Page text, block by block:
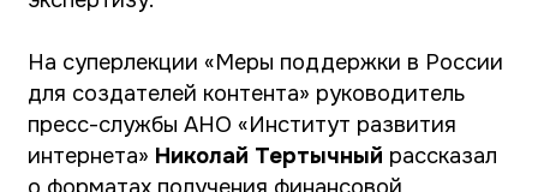
национальный контент о качественных
изменениях в здравоохранении, науке,
культуре, туризме. В 2020–2021 гг. был
профинансирован 671 проект.